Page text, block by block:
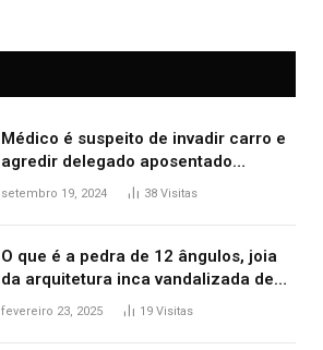
Médico é suspeito de invadir carro e
agredir delegado aposentado
durante confusão no trânsito
setembro 19, 2024 38 Visitas
O que é a pedra de 12 ângulos, joia
da arquitetura inca vandalizada de
forma irrecuperável
fevereiro 23, 2025 19 Visitas